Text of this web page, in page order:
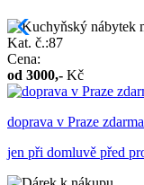
Kat. č.:87
Cena:
od 3000,- Kč
doprava v Praze zdarma
jen při domluvě před